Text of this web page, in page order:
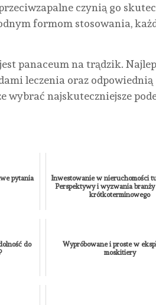
czynią go
formom stosowania,
panaceum na trądzik.
leczenia oraz odpowiednią
wybrać najskuteczniejsze
pytania
Inwestowanie w nieruchomości
Perspektywy i wyzwania
krótkoterminowego
do
Wypróbowane i proste w
moskitiery